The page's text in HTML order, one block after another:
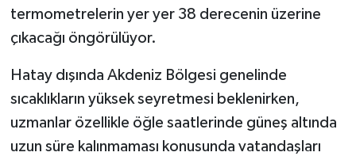
termometrelerin yer yer 38 derecenin üzerine
çıkacağı öngörülüyor.
Hatay dışında Akdeniz Bölgesi genelinde
sıcaklıkların yüksek seyretmesi beklenirken,
uzmanlar özellikle öğle saatlerinde güneş altında
uzun süre kalınmaması konusunda vatandaşları